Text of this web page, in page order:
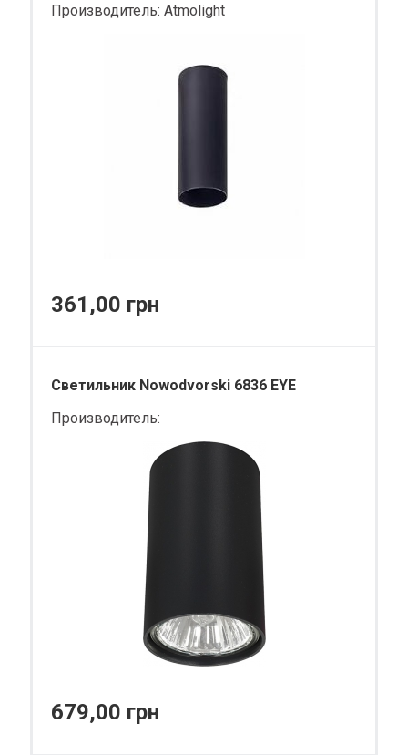
Производитель: Atmolight
361,00 грн
Светильник Nowodvorski 6836 EYE
Производитель:
679,00 грн